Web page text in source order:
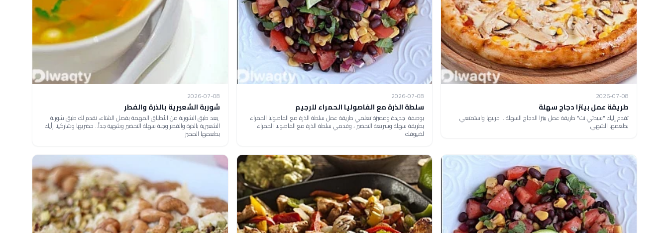
2026-07-08
طريقة عمل بيتزا دجاج سهلة
تقدم إليك "سيدتي.نت" طريقة عمل بيتزا الدجاج السهلة... جربيها واستمتعي
بطعمها الشهي
2026-07-08
سلطة الذرة مع الفاصوليا الحمراء للرجيم
بوصفة جديدة ومميزة تعلمي طريقة عمل سلطة الذرة مع الفاصوليا الحمراء
بطريقة سهلة وسريعة التحضير ، وقدمي سلطة الذرة مع الفاصوليا الحمراء
لضيوفك
2026-07-08
شوربة الشعيرية بالذرة والفطر
يعد طبق الشوربة من الأطباق المهمة بفصل الشتاء، نقدم لك طبق شوربة
الشعيرية بالذرة والفطر وجبة سهلة التحضير وشهية جداً.. حضريها وشاركينا رأيك
بطعمها المميز